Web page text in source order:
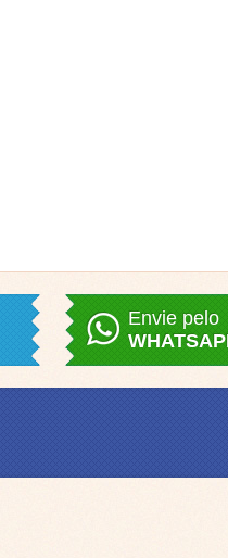
Envie pelo